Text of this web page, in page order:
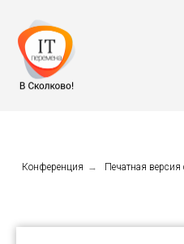
Конференция → Печатная